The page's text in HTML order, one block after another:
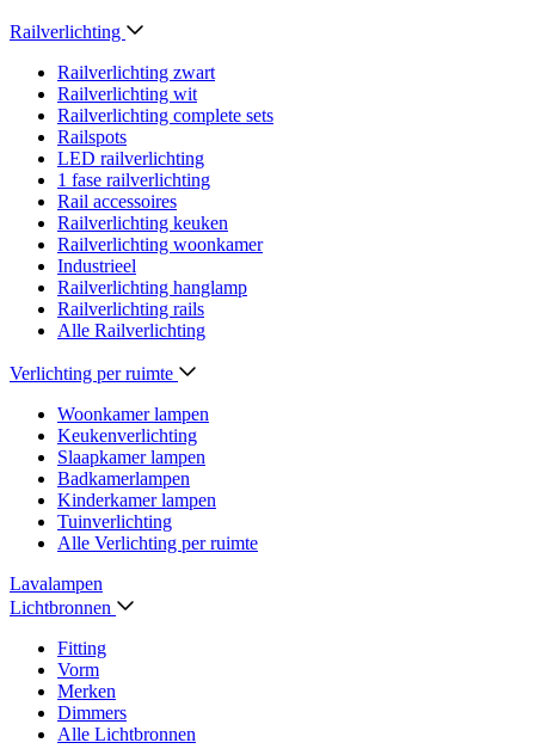
Railverlichting
Railverlichting zwart
Railverlichting wit
Railverlichting complete sets
Railspots
LED railverlichting
1 fase railverlichting
Rail accessoires
Railverlichting keuken
Railverlichting woonkamer
Industrieel
Railverlichting hanglamp
Railverlichting rails
Alle Railverlichting
Verlichting per ruimte
Woonkamer lampen
Keukenverlichting
Slaapkamer lampen
Badkamerlampen
Kinderkamer lampen
Tuinverlichting
Alle Verlichting per ruimte
Lavalampen
Lichtbronnen
Fitting
Vorm
Merken
Dimmers
Alle Lichtbronnen